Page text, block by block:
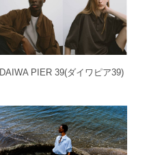
DAIWA PIER 39(ダイワピア39)